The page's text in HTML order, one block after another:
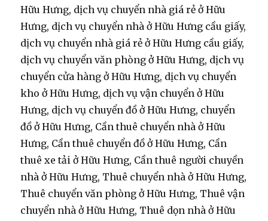
Hữu Hưng, dịch vụ chuyển nhà giá rẻ ở Hữu
Hưng, dịch vụ chuyển nhà ở Hữu Hưng cầu giấy,
dịch vụ chuyển nhà giá rẻ ở Hữu Hưng cầu giấy,
dịch vụ chuyển văn phòng ở Hữu Hưng, dịch vụ
chuyển cửa hàng ở Hữu Hưng, dịch vụ chuyển
kho ở Hữu Hưng, dịch vụ vận chuyển ở Hữu
Hưng, dịch vụ chuyển đồ ở Hữu Hưng, chuyển
đồ ở Hữu Hưng, Cần thuê chuyển nhà ở Hữu
Hưng, Cần thuê chuyển đồ ở Hữu Hưng, Cần
thuê xe tải ở Hữu Hưng, Cần thuê người chuyền
nhà ở Hữu Hưng, Thuê chuyển nhà ở Hữu Hưng,
Thuê chuyển văn phòng ở Hữu Hưng, Thuê vận
chuyển nhà ở Hữu Hưng, Thuê dọn nhà ở Hữu